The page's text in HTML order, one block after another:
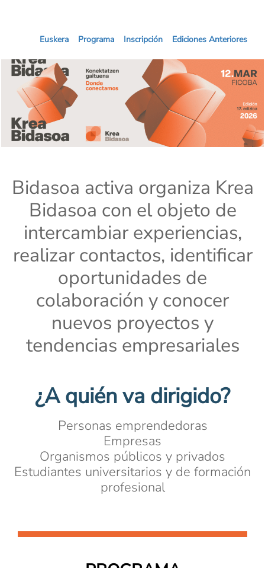
Euskera Programa Inscripción Ediciones Anteriores
Bidasoa activa organiza Krea
Bidasoa con el objeto de
intercambiar experiencias,
realizar contactos, identificar
oportunidades de
colaboración y conocer
nuevos proyectos y
tendencias empresariales
¿A quién va dirigido?
Personas emprendedoras
Empresas
Organismos públicos y privados
Estudiantes universitarios y de formación
profesional